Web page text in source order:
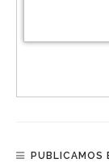
PUBLICAMOS